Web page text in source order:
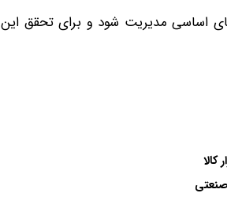
اساسی مدیریت شود و برای تحقق این
کالا